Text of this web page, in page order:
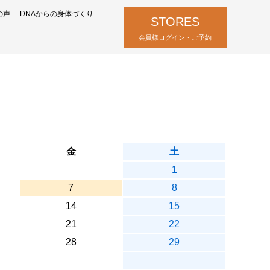
声 DNAからの身体づくり
STORES
会員様ログイン・ご予約
金
土
1
7
8
14
15
21
22
28
29